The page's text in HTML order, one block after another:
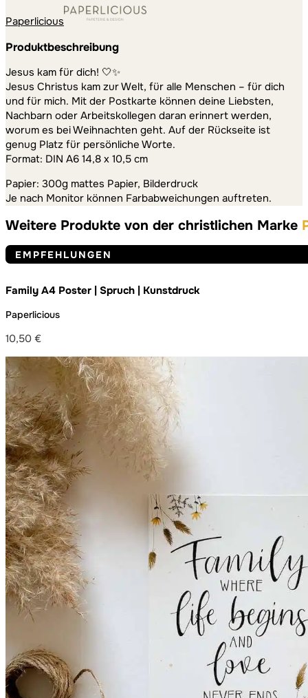
Paperlicious
Produktbeschreibung
Jesus kam für dich! 🤍✨
Jesus Christus kam zur Welt, für alle Menschen – für dich
und für mich. Mit der Postkarte können deine Liebsten,
Nachbarn oder Arbeitskollegen daran erinnert werden,
worum es bei Weihnachten geht. Auf der Rückseite ist
genug Platz für persönliche Worte.
Format: DIN A6 14,8 x 10,5 cm
Papier: 300g mattes Papier, Bilderdruck
Je nach Monitor können Farbabweichungen auftreten.
Weitere Produkte von der christlichen Marke
EMPFEHLUNGEN
Family A4 Poster | Spruch | Kunstdruck
Paperlicious
10,50 €